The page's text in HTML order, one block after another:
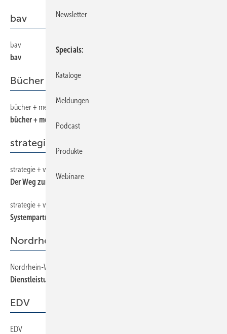
bav
bav
bav
Bücher + Medien
bücher + medien
bücher + medien
strategie + vision
strategie + vision
Der Weg zur Marketing-Strategie
strategie + vision
Systempartnerschaft für Fachhandwerksbetriebe
Nordrhein-Westfalen
Nordrhein-Westfalen
Dienstleistung zum Erfolgsprodukt machen
EDV
EDV
Newsletter
Specials
Kataloge
Meldungen
Podcast
Produkte
Webinare